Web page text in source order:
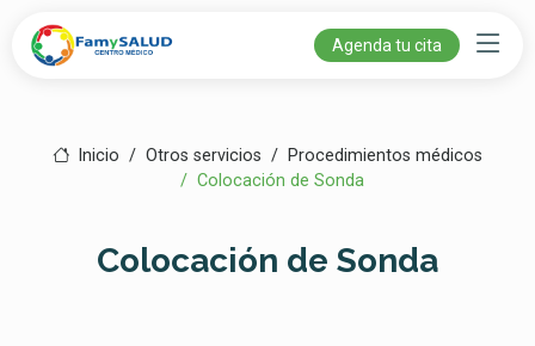
Agenda tu cita
Inicio Otros servicios
Procedimientos médicos
Colocación de Sonda
Colocación de Sonda